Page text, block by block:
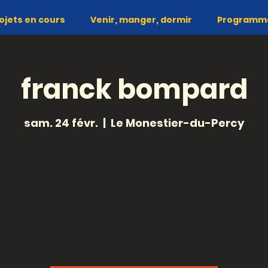
en cours Venir, manger, dormir
franck bompard
sam. 24 févr.
  |
Le Monestier-du-Percy